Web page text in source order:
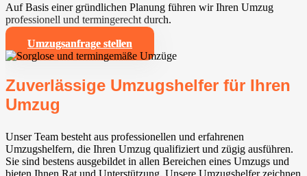
Auf Basis einer gründlichen Planung führen wir Ihren Umzug
professionell und termingerecht durch.
Umzugsanfrage stellen
Zuverlässige Umzugshelfer für Ihren
Umzug
Unser Team besteht aus professionellen und erfahrenen
Umzugshelfern, die Ihren Umzug qualifiziert und zügig ausführen.
Sie sind bestens ausgebildet in allen Bereichen eines Umzugs und
bieten Ihnen Rat und Unterstützung. Unsere Umzugshelfer zeichnen